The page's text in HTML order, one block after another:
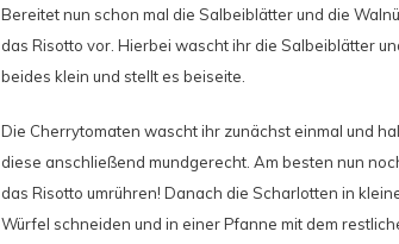
Bereitet nun schon mal die Salbeiblätter und die
das Risotto vor. Hierbei wascht ihr die Salbeiblätter
beides klein und stellt es beiseite.
Die Cherrytomaten wascht ihr zunächst einmal und
diese anschließend mundgerecht. Am besten nun
das Risotto umrühren! Danach die Scharlotten in
Würfel schneiden und in einer Pfanne mit dem